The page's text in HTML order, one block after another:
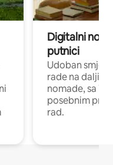
Digitalni
putnici
Udoban
rade na
nomade, sa
posebnim
rad.